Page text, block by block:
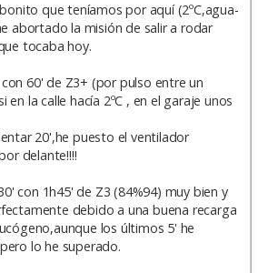
que teníamos por aquí (2ºC,agua-
abortado la misión de salir a rodar
tocaba hoy.
60' de Z3+ (por pulso entre un
en la calle hacía 2ºC , en el garaje unos
20',he puesto el ventilador
delante!!!!
con 1h45' de Z3 (84%94) muy bien y
debido a una buena recarga
los últimos 5' he
lo he superado.